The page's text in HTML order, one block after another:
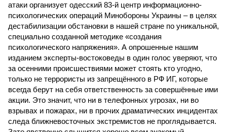
атаки организует одесский 83-й центр информационно-
психологических операций Мин­обороны Украины – в целях
дестабилизации обстановки в нашей стране по уникальной,
специально созданной методике «создания
психологического напряжения». А опрошенные нашим
изданием эксперты-востоковеды в один голос уверяют, что
за осенними происшествиями может стоять кто угодно,
только не террористы из запрещённого в РФ ИГ, которые
всегда берут на себя ответственность за совершённые ими
акции. Это значит, что ни в телефонных угрозах, ни во
взрывах и пожарах, ни в прочих драматических инцидентах
следа ближневосточных экстремистов не проглядывается.